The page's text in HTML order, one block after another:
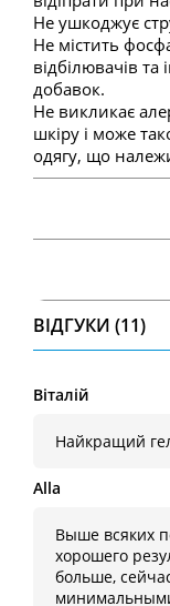
Не ушкоджує
Не містить
відбілювачів
добавок.
Не викликає
шкіру і може
одягу, що
ВІДГУКИ (11)
Віталій
Найкращий
Alla
Выше всяких
хорошего
больше,